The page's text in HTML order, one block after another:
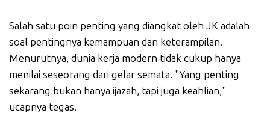
Salah satu poin penting yang diangkat oleh JK adalah
soal pentingnya kemampuan dan keterampilan.
Menurutnya, dunia kerja modern tidak cukup hanya
menilai seseorang dari gelar semata. "Yang penting
sekarang bukan hanya ijazah, tapi juga keahlian,"
ucapnya tegas.